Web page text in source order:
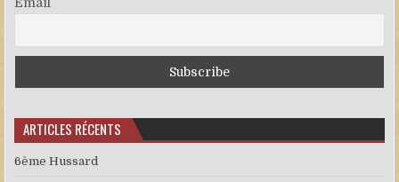
ARTICLES RÉCENTS
6ème Hussard